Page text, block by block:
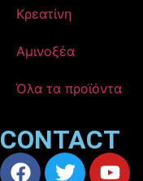
Κρεατίνη
Αμινοξέα
Όλα τα προϊόντα
CONTACT